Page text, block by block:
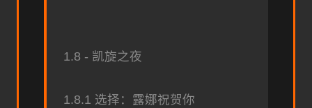
1.8 - 凯旋之夜
1.8.1 选择：露娜祝贺你